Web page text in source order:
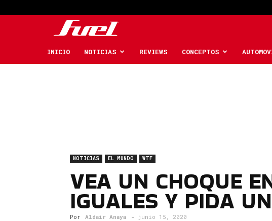
Car
INICIO NOTICIAS REVIEWS CONCEPTOS
NOTICIAS EL MUNDO WTF
VEA UN CHOQUE
IGUALES Y PIDA
Por Aldair Anaya - junio 15, 2020